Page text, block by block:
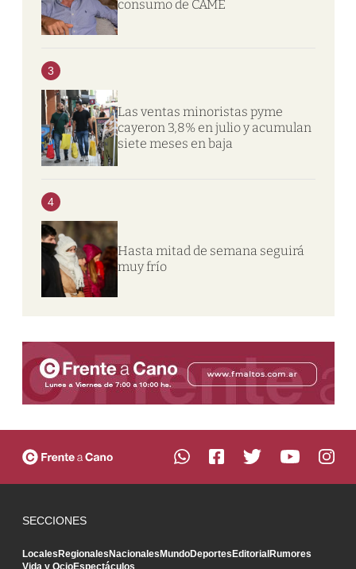
consumo de CAME
3
Las ventas minoristas pyme
cayeron 3,8% en julio y acumulan
siete meses en baja
4
Hasta mitad de semana seguirá
muy frío
SECCIONES
LocalesRegionalesNacionalesMundoDeportesEditorialRumores
Vida y OcioEspectáculos